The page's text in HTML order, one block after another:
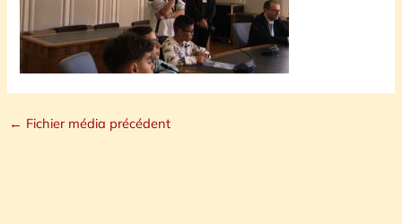
← Fichier média précédent